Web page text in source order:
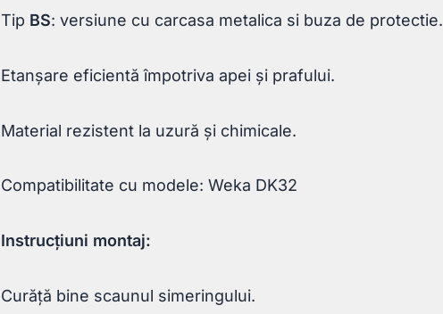
Tip BS: versiune cu carcasa metalica si buza de protectie.
Etanșare eficientă împotriva apei și prafului.
Material rezistent la uzură și chimicale.
Compatibilitate cu modele: Weka DK32
Instrucțiuni montaj:
Curăță bine scaunul simeringului.